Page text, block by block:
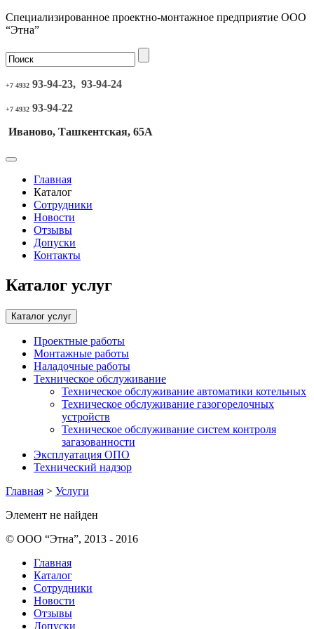
Специализированное проектно-монтажное предприятие ООО
“Этна”
+7 4932 93-94-23, 93-94-24
+7 4932 93-94-22
Иваново, Ташкентская, 65А
Главная
Каталог
Сотрудники
Новости
Отзывы
Допуски
Контакты
Каталог услуг
Каталог услуг
Проектные работы
Монтажные работы
Наладочные работы
Техническое обслуживание
Техническое обслуживание автоматики котельных
Техническое обслуживание газогорелочных
устройств
Техническое обслуживание систем контроля
загазованности
Эксплуатация ОПО
Технический надзор
Главная > Услуги
Элемент не найден
© ООО “Этна”, 2013 - 2016
Главная
Каталог
Сотрудники
Новости
Отзывы
Допуски